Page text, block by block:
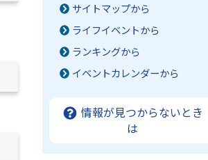
サイトマップから
ライフイベントから
ランキングから
イベントカレンダーから
情報が見つからないとき
は